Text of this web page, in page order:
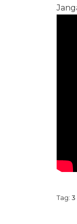
Tag: 3